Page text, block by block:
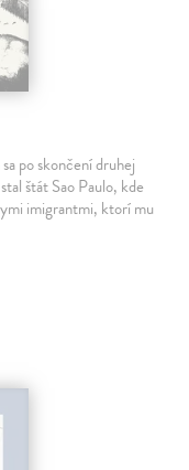
po skončení druhej
štát Sao Paulo, kde
imigrantmi, ktorí mu